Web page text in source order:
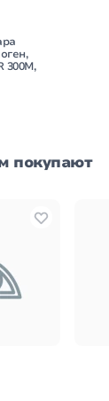
300M,
покупают